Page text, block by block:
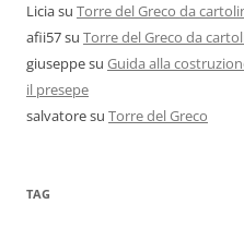
Liciasu Torre del Greco da
afii57su Torre del Greco da
giuseppesu Guida alla
il presepe
salvatoresu Torre del Greco
TAG